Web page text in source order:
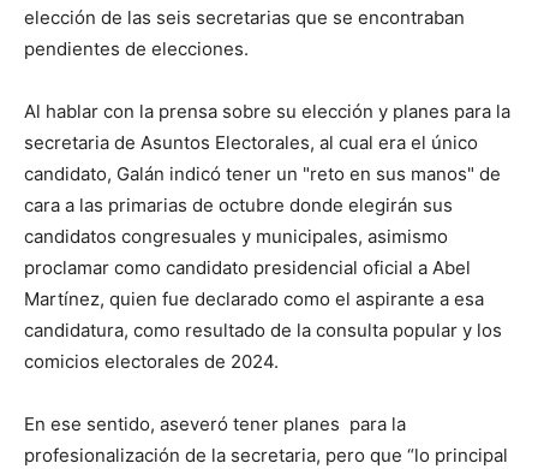
elección de las seis secretarias que se encontraban
pendientes de elecciones.
Al hablar con la prensa sobre su elección y planes para la
secretaria de Asuntos Electorales, al cual era el único
candidato, Galán indicó tener un "reto en sus manos" de
cara a las primarias de octubre donde elegirán sus
candidatos congresuales y municipales, asimismo
proclamar como candidato presidencial oficial a Abel
Martínez, quien fue declarado como el aspirante a esa
candidatura, como resultado de la consulta popular y los
comicios electorales de 2024.
En ese sentido, aseveró tener planes para la
profesionalización de la secretaria, pero que “lo principal